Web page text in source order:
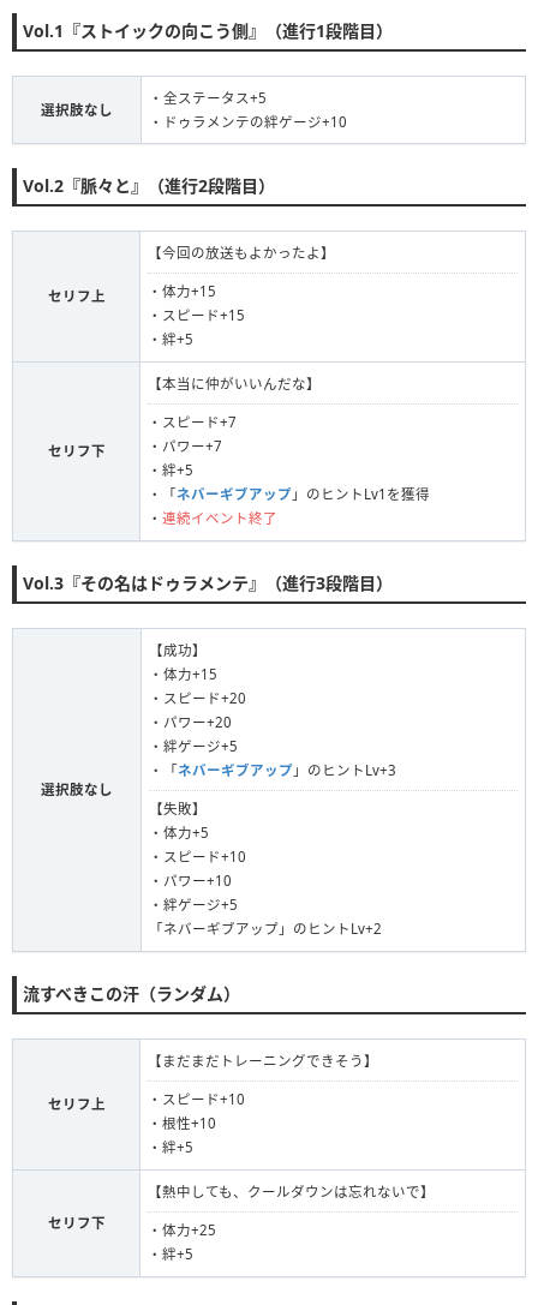
Vol.1『ストイックの向こう側』（進行1段階目）
選択肢なし
・全ステータス+5
・ドゥラメンテの絆ゲージ+10
Vol.2『脈々と』（進行2段階目）
セリフ上
【今回の放送もよかったよ】
・体力+15
・スピード+15
・絆+5
セリフ下
【本当に仲がいいんだな】
・スピード+7
・パワー+7
・絆+5
・「ネバーギブアップ 」のヒントLv1を獲得
・ 連続イベント終了
Vol.3『その名はドゥラメンテ』（進行3段階目）
選択肢なし
【成功】
・体力+15
・スピード+20
・パワー+20
・絆ゲージ+5
・「ネバーギブアップ 」のヒントLv+3
【失敗】
・体力+5
・スピード+10
・パワー+10
・絆ゲージ+5
「ネバーギブアップ」のヒントLv+2
流すべきこの汗（ランダム）
セリフ上
【まだまだトレーニングできそう】
・スピード+10
・根性+10
・絆+5
セリフ下
【熱中しても、クールダウンは忘れないで】
・体力+25
・絆+5